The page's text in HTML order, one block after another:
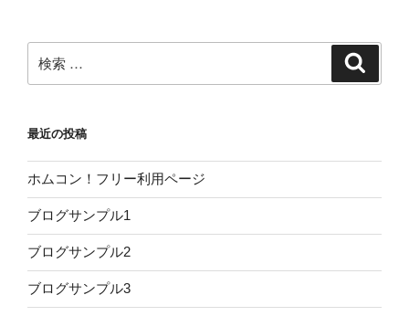
ー
シ
索:
最近の投稿
ホムコン！フリー利用ページ
ブログサンプル1
ブログサンプル2
ブログサンプル3